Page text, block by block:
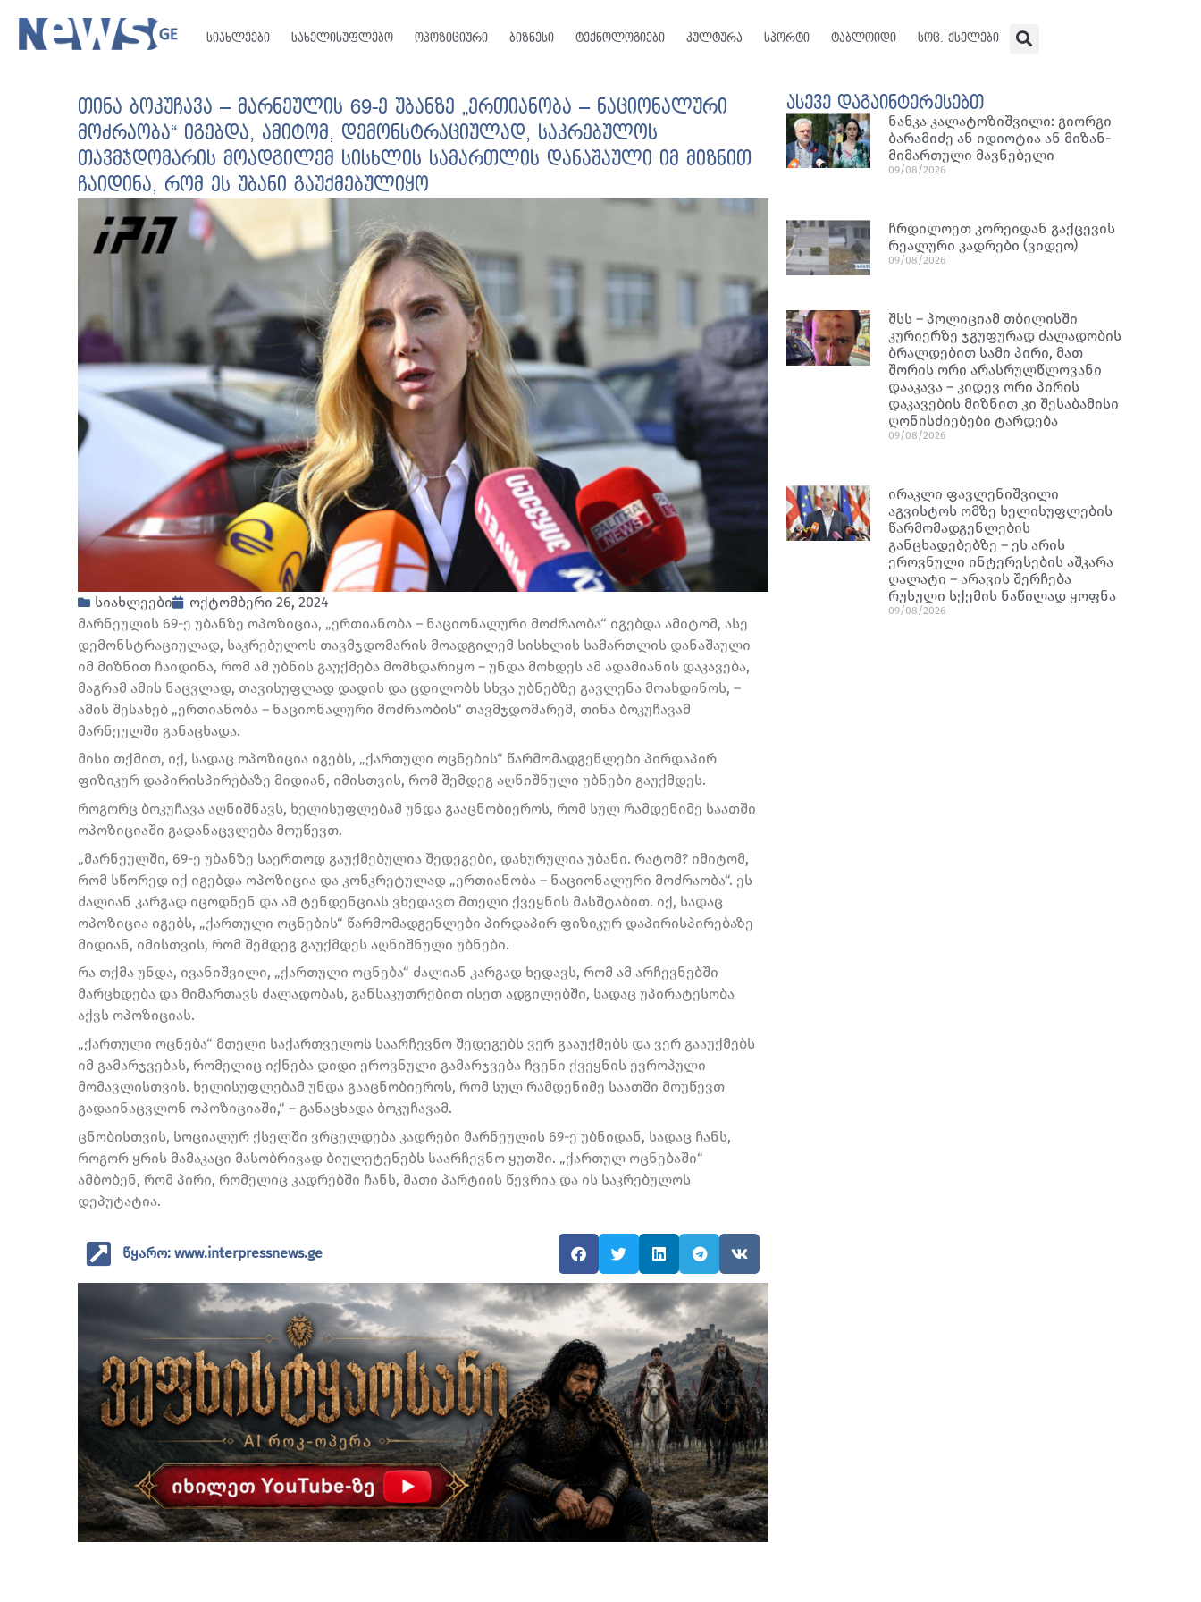
სიახლეები სახელისუფლებო ოპოზიციური ბიზნესი ტექნოლოგიები კულტურა სპორტი ტაბლოიდი სოც. ქსელები
თინა ბოკუჩავა – მარნეულის 69-ე უბანზე „ერთიანობა – ნაციონალური
მოძრაობა“ იგებდა, ამიტომ, დემონსტრაციულად, საკრებულოს
თავმჯდომარის მოადგილემ სისხლის სამართლის დანაშაული იმ მიზნით
ჩაიდინა, რომ ეს უბანი გაუქმებულიყო
სიახლეები
ოქტომბერი 26, 2024
მარნეულის 69-ე უბანზე ოპოზიცია, „ერთიანობა – ნაციონალური მოძრაობა“ იგებდა ამიტომ, ასე
დემონსტრაციულად, საკრებულოს თავმჯდომარის მოადგილემ სისხლის სამართლის დანაშაული
იმ მიზნით ჩაიდინა, რომ ამ უბნის გაუქმება მომხდარიყო – უნდა მოხდეს ამ ადამიანის დაკავება,
მაგრამ ამის ნაცვლად, თავისუფლად დადის და ცდილობს სხვა უბნებზე გავლენა მოახდინოს, –
ამის შესახებ „ერთიანობა – ნაციონალური მოძრაობის“ თავმჯდომარემ, თინა ბოკუჩავამ
მარნეულში განაცხადა.
მისი თქმით, იქ, სადაც ოპოზიცია იგებს, „ქართული ოცნების“ წარმომადგენლები პირდაპირ
ფიზიკურ დაპირისპირებაზე მიდიან, იმისთვის, რომ შემდეგ აღნიშნული უბნები გაუქმდეს.
როგორც ბოკუჩავა აღნიშნავს, ხელისუფლებამ უნდა გააცნობიეროს, რომ სულ რამდენიმე საათში
ოპოზიციაში გადანაცვლება მოუწევთ.
„მარნეულში, 69-ე უბანზე საერთოდ გაუქმებულია შედეგები, დახურულია უბანი. რატომ? იმიტომ,
რომ სწორედ იქ იგებდა ოპოზიცია და კონკრეტულად „ერთიანობა – ნაციონალური მოძრაობა“. ეს
ძალიან კარგად იცოდნენ და ამ ტენდენციას ვხედავთ მთელი ქვეყნის მასშტაბით. იქ, სადაც
ოპოზიცია იგებს, „ქართული ოცნების“ წარმომადგენლები პირდაპირ ფიზიკურ დაპირისპირებაზე
მიდიან, იმისთვის, რომ შემდეგ გაუქმდეს აღნიშნული უბნები.
რა თქმა უნდა, ივანიშვილი, „ქართული ოცნება“ ძალიან კარგად ხედავს, რომ ამ არჩევნებში
მარცხდება და მიმართავს ძალადობას, განსაკუთრებით ისეთ ადგილებში, სადაც უპირატესობა
აქვს ოპოზიციას.
„ქართული ოცნება“ მთელი საქართველოს საარჩევნო შედეგებს ვერ გააუქმებს და ვერ გააუქმებს
იმ გამარჯვებას, რომელიც იქნება დიდი ეროვნული გამარჯვება ჩვენი ქვეყნის ევროპული
მომავლისთვის. ხელისუფლებამ უნდა გააცნობიეროს, რომ სულ რამდენიმე საათში მოუწევთ
გადაინაცვლონ ოპოზიციაში,“ – განაცხადა ბოკუჩავამ.
ცნობისთვის, სოციალურ ქსელში ვრცელდება კადრები მარნეულის 69-ე უბნიდან, სადაც ჩანს,
როგორ ყრის მამაკაცი მასობრივად ბიულეტენებს საარჩევნო ყუთში. „ქართულ ოცნებაში“
ამბობენ, რომ პირი, რომელიც კადრებში ჩანს, მათი პარტიის წევრია და ის საკრებულოს
დეპუტატია.
წყარო: www.interpressnews.ge
ასევე დაგაინტერესებთ
ნან­კა კა­ლა­ტო­ზიშ­ვი­ლი: გი­ორ­გი
ბა­რა­მი­ძე ან იდი­ო­ტია ან მი­ზან­
მი­მარ­თუ­ლი მავ­ნე­ბე­ლი
09/08/2026
ჩრდილოეთ კორეიდან გაქცევის
რეალური კადრები (ვიდეო)
09/08/2026
შსს – პოლიციამ თბილისში
კურიერზე ჯგუფურად ძალადობის
ბრალდებით სამი პირი, მათ
შორის ორი არასრულწლოვანი
დააკავა – კიდევ ორი პირის
დაკავების მიზნით კი შესაბამისი
ღონისძიებები ტარდება
09/08/2026
ირაკლი ფავლენიშვილი
აგვისტოს ომზე ხელისუფლების
წარმომადგენლების
განცხადებებზე – ეს არის
ეროვნული ინტერესების აშკარა
ღალატი – არავის შერჩება
რუსული სქემის ნაწილად ყოფნა
09/08/2026